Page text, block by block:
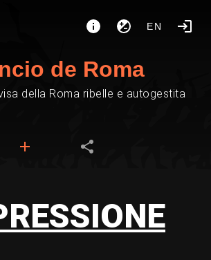
EN
de Roma
della Roma ribelle e autogestita